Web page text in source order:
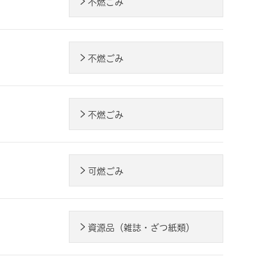
不燃ごみ
不燃ごみ
不燃ごみ
可燃ごみ
資源品（雑誌・ざつ紙類）